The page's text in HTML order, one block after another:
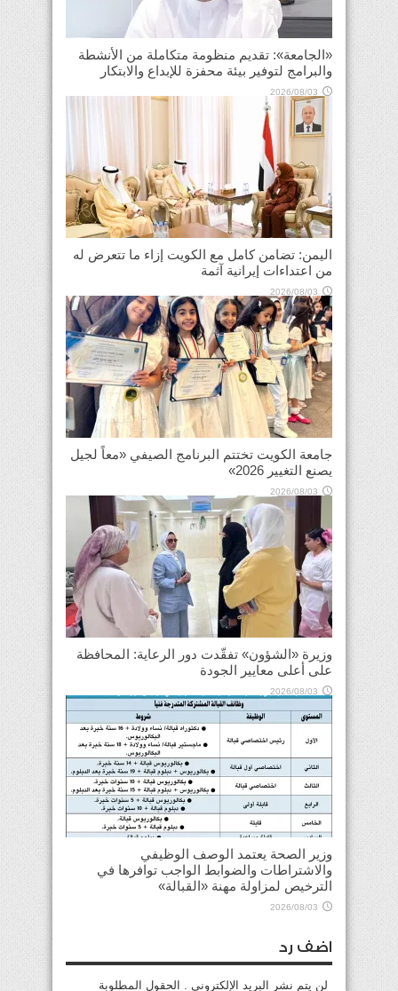
«الجامعة»: تقديم منظومة متكاملة من الأنشطة
والبرامج لتوفير بيئة محفزة للإبداع والابتكار
2026/08/03
اليمن: تضامن كامل مع الكويت إزاء ما تتعرض له
من اعتداءات إيرانية آثمة
2026/08/03
جامعة الكويت تختتم البرنامج الصيفي «معاً لجيل
يصنع التغيير 2026»
2026/08/03
وزيرة «الشؤون» تفقّدت دور الرعاية: المحافظة
على أعلى معايير الجودة
2026/08/03
وزير الصحة يعتمد الوصف الوظيفي
والاشتراطات والضوابط الواجب توافرها في
الترخيص لمزاولة مهنة «القبالة»
2026/08/03
اضف رد
لن يتم نشر البريد الإلكتروني . الحقول المطلوبة